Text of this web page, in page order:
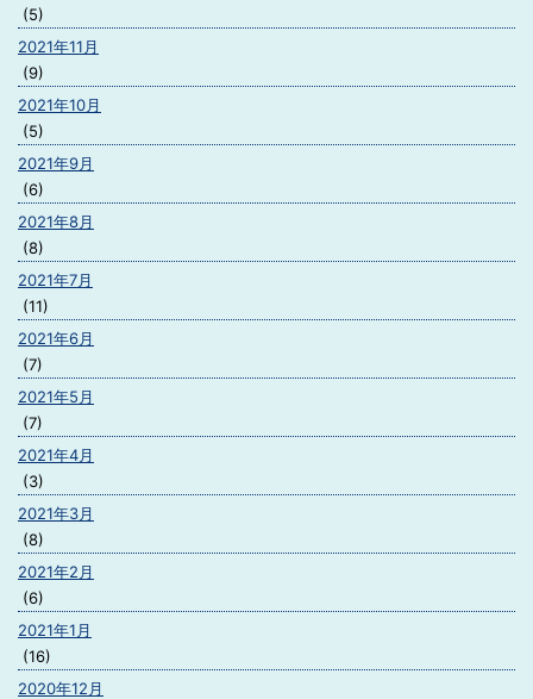
(5)
2021年11月
(9)
2021年10月
(5)
2021年9月
(6)
2021年8月
(8)
2021年7月
(11)
2021年6月
(7)
2021年5月
(7)
2021年4月
(3)
2021年3月
(8)
2021年2月
(6)
2021年1月
(16)
2020年12月